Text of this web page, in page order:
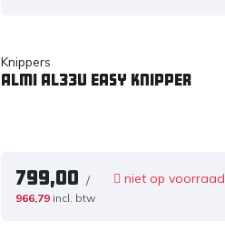
Knippers
Almi AL33U Easy knipper
799,00 /
966,79 incl. btw
niet op voorraad